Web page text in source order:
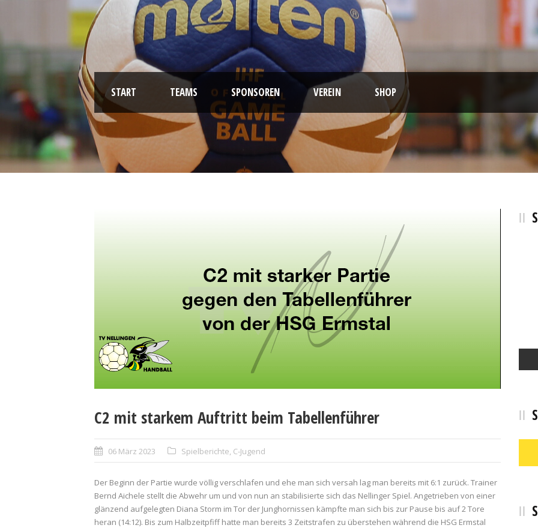
START TEAMS SPONSOREN VEREIN SHOP
C2 mit starkem Auftritt beim Tabellenführer
06 März 2023 Spielberichte, C-Jugend
Der Beginn der Partie wurde völlig verschlafen und ehe man sich versah lag man bereits mit 6:1 zurück. Trainer
Bernd Aichele stellt die Abwehr um und von nun an stabilisierte sich das Nellinger Spiel. Angetrieben von einer
glänzend aufgelegten Diana Storm im Tor der Junghornissen kämpfte man sich bis zur Pause bis auf 2 Tore
heran (14:12). Bis zum Halbzeitpfiff hatte man bereits 3 Zeitstrafen zu überstehen während die HSG Ermstal